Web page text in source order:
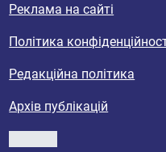
Реклама на сайті
Політика
Редакційна політика
Архів публікацій